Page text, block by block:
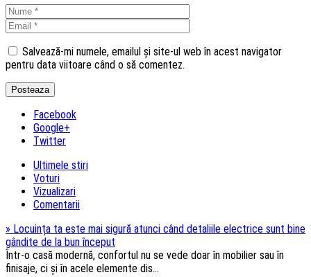
Salvează-mi numele, emailul și site-ul web în acest navigator
pentru data viitoare când o să comentez.
Facebook
Google+
Twitter
Ultimele stiri
Voturi
Vizualizari
Comentarii
» Locuința ta este mai sigură atunci când detaliile electrice sunt bine
gândite de la bun început
Într-o casă modernă, confortul nu se vede doar în mobilier sau în
finisaje, ci și în acele elemente dis...